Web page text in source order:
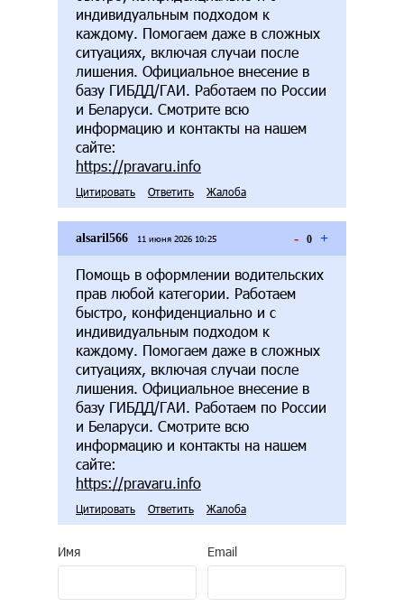
индивидуальным подходом к
каждому. Помогаем даже в сложных
ситуациях, включая случаи после
лишения. Официальное внесение в
базу ГИБДД/ГАИ. Работаем по России
и Беларуси. Смотрите всю
информацию и контакты на нашем
сайте:
https://pravaru.info
Цитировать Ответить Жалоба
alsaril566 11 июня 2026 10:25 - 0 +
Помощь в оформлении водительских
прав любой категории. Работаем
быстро, конфиденциально и с
индивидуальным подходом к
каждому. Помогаем даже в сложных
ситуациях, включая случаи после
лишения. Официальное внесение в
базу ГИБДД/ГАИ. Работаем по России
и Беларуси. Смотрите всю
информацию и контакты на нашем
сайте:
https://pravaru.info
Цитировать Ответить Жалоба
Имя Email